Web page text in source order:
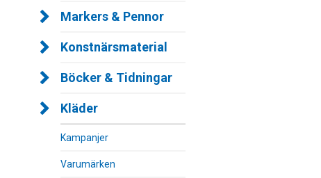
Markers & Pennor
Konstnärsmaterial
Böcker & Tidningar
Kläder
Kampanjer
Varumärken